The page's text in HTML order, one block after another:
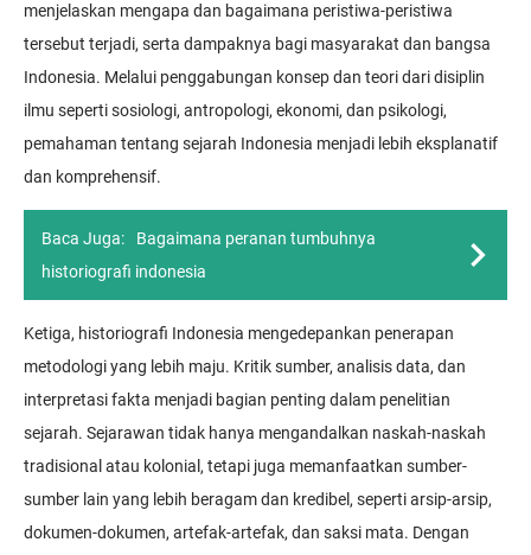
menjelaskan mengapa dan bagaimana peristiwa-peristiwa
tersebut terjadi, serta dampaknya bagi masyarakat dan bangsa
Indonesia. Melalui penggabungan konsep dan teori dari disiplin
ilmu seperti sosiologi, antropologi, ekonomi, dan psikologi,
pemahaman tentang sejarah Indonesia menjadi lebih eksplanatif
dan komprehensif.
Baca Juga:
Bagaimana peranan tumbuhnya
historiografi indonesia
Ketiga, historiografi Indonesia mengedepankan penerapan
metodologi yang lebih maju. Kritik sumber, analisis data, dan
interpretasi fakta menjadi bagian penting dalam penelitian
sejarah. Sejarawan tidak hanya mengandalkan naskah-naskah
tradisional atau kolonial, tetapi juga memanfaatkan sumber-
sumber lain yang lebih beragam dan kredibel, seperti arsip-arsip,
dokumen-dokumen, artefak-artefak, dan saksi mata. Dengan